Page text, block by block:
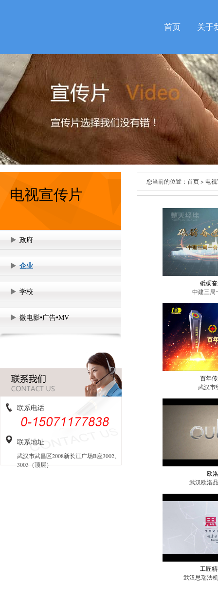
首页 关于
电视宣传片
政府
企业
学校
微电影•广告•MV
联系电话
联系地址
武汉市武昌区2008新长江广场B座3002、
3003（顶层）
您当前的位置： 首页> 电
砥砺
中建三局
百年
武汉市
欧
武汉欧洛
工匠
武汉思瑞法